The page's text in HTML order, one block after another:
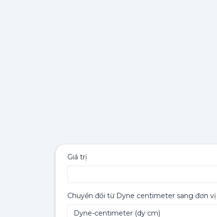
Giá trị
Chuyển đổi từ Dyne centimeter sang đơn